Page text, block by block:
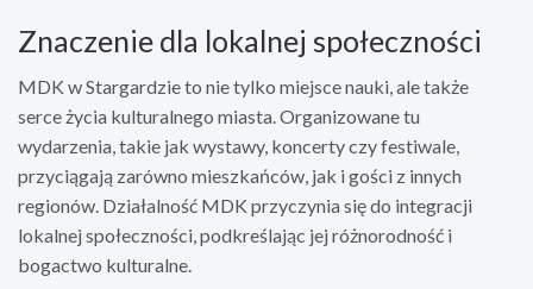
Znaczenie dla lokalnej społeczności
MDK w Stargardzie to nie tylko miejsce nauki, ale także
serce życia kulturalnego miasta. Organizowane tu
wydarzenia, takie jak wystawy, koncerty czy festiwale,
przyciągają zarówno mieszkańców, jak i gości z innych
regionów. Działalność MDK przyczynia się do integracji
lokalnej społeczności, podkreślając jej różnorodność i
bogactwo kulturalne.